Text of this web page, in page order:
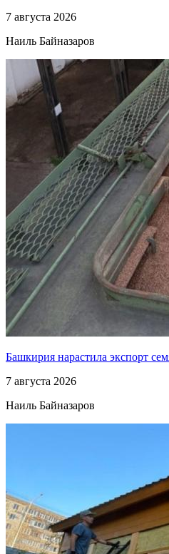
7 августа 2026
Наиль Байназаров
Башкирия нарастила экспорт
7 августа 2026
Наиль Байназаров